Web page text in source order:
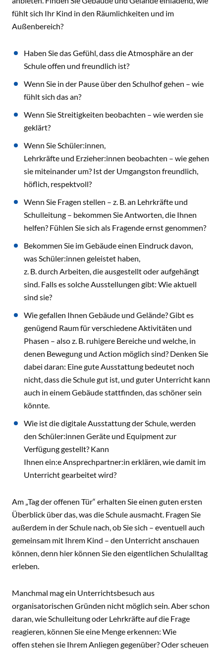
fühlt sich Ihr Kind in den Räumlichkeiten und im
Außenbereich?
Haben Sie das Gefühl, dass die Atmosphäre an der
Schule offen und freundlich ist?
Wenn Sie in der Pause über den Schulhof gehen – wie
fühlt sich das an?
Wenn Sie Streitigkeiten beobachten – wie werden sie
geklärt?
Wenn Sie Schüler:innen,
Lehrkräfte und Erzieher:innen beobachten – wie gehen
sie miteinander um? Ist der Umgangston freundlich,
höflich, respektvoll?
Wenn Sie Fragen stellen – z. B. an Lehrkräfte und
Schulleitung – bekommen Sie Antworten, die Ihnen
helfen? Fühlen Sie sich als Fragende ernst genommen?
Bekommen Sie im Gebäude einen Eindruck davon,
was Schüler:innen geleistet haben,
z. B. durch Arbeiten, die ausgestellt oder aufgehängt
sind. Falls es solche Ausstellungen gibt: Wie aktuell
sind sie?
Wie gefallen Ihnen Gebäude und Gelände? Gibt es
genügend Raum für verschiedene Aktivitäten und
Phasen – also z. B. ruhigere Bereiche und welche, in
denen Bewegung und Action möglich sind? Denken Sie
dabei daran: Eine gute Ausstattung bedeutet noch
nicht, dass die Schule gut ist, und guter Unterricht kann
auch in einem Gebäude stattfinden, das schöner sein
könnte.
Wie ist die digitale Ausstattung der Schule, werden
den Schüler:innen Geräte und Equipment zur
Verfügung gestellt? Kann
Ihnen ein:e Ansprechpartner:in erklären, wie damit im
Unterricht gearbeitet wird?
Am „Tag der offenen Tür“ erhalten Sie einen guten ersten
Überblick über das, was die Schule ausmacht. Fragen Sie
außerdem in der Schule nach, ob Sie sich – eventuell auch
gemeinsam mit Ihrem Kind – den Unterricht anschauen
können, denn hier können Sie den eigentlichen Schulalltag
erleben.
Manchmal mag ein Unterrichtsbesuch aus
organisatorischen Gründen nicht möglich sein. Aber schon
daran, wie Schulleitung oder Lehrkräfte auf die Frage
reagieren, können Sie eine Menge erkennen: Wie
offen stehen sie Ihrem Anliegen gegenüber? Oder scheuen